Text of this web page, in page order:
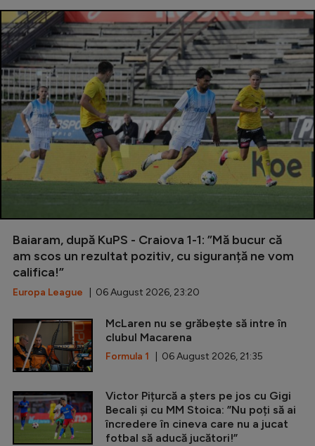
Baiaram, după KuPS - Craiova 1-1: ”Mă bucur că
am scos un rezultat pozitiv, cu siguranță ne vom
califica!”
Europa League | 06 August 2026, 23:20
McLaren nu se grăbește să intre în
clubul Macarena
Formula 1 | 06 August 2026, 21:35
Victor Pițurcă a șters pe jos cu Gigi
Becali și cu MM Stoica: ”Nu poți să ai
încredere în cineva care nu a jucat
fotbal să aducă jucători!”